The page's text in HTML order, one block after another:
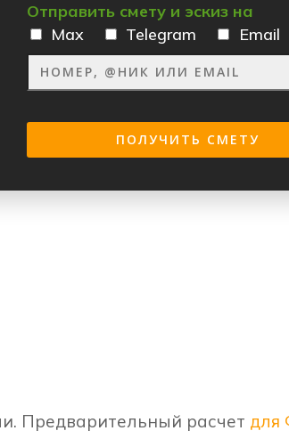
Отправить смету и эскиз на
Max
Telegram Email
Предварительный расчет для